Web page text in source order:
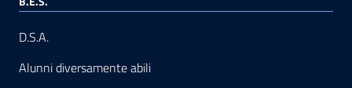
D.S.A.
Alunni diversamente abili